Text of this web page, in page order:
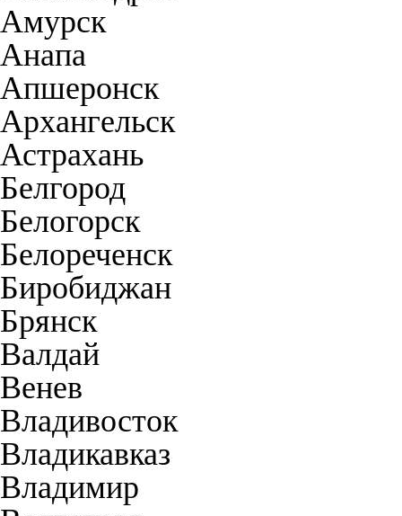
Амурск
Анапа
Апшеронск
Архангельск
Астрахань
Белгород
Белогорск
Белореченск
Биробиджан
Брянск
Валдай
Венев
Владивосток
Владикавказ
Владимир